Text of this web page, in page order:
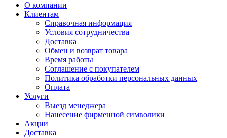
О компании
Клиентам
Справочная информация
Условия сотрудничества
Доставка
Обмен и возврат товара
Время работы
Соглашение с покупателем
Политика обработки персональных данных
Оплата
Услуги
Выезд менеджера
Нанесение фирменной символики
Акции
Доставка